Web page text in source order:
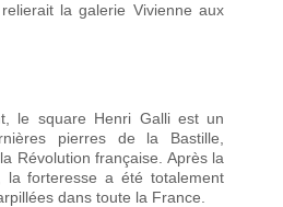
la galerie Vivienne aux
le square Henri Galli est un
pierres de la Bastille,
Révolution française. Après la
forteresse a été totalement
dans toute la France.